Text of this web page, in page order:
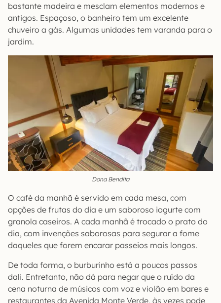
bastante madeira e mesclam elementos modernos e
antigos. Espaçoso, o banheiro tem um excelente
chuveiro a gás. Algumas unidades tem varanda para o
jardim.
Dona Bendita
O café da manhã é servido em cada mesa, com
opções de frutas do dia e um saboroso iogurte com
granola caseiros. A cada manhã é trocado o prato do
dia, com invenções saborosas para segurar a fome
daqueles que forem encarar passeios mais longos.
De toda forma, o burburinho está a poucos passos
dali. Entretanto, não dá para negar que o ruído da
cena noturna de músicos com voz e violão em bares e
restaurantes da Avenida Monte Verde, às vezes pode